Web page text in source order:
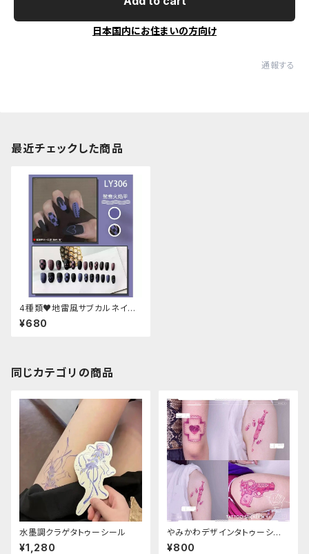
日本国内にお住まいの方向け
通報する
最近チェックした商品
4種類♥地雷風サブカルネイル
チップ
¥680
同じカテゴリの商品
水墨調クラゲタトゥーシール
¥1,280
やみかわデザインタトゥーシー
ル
¥800